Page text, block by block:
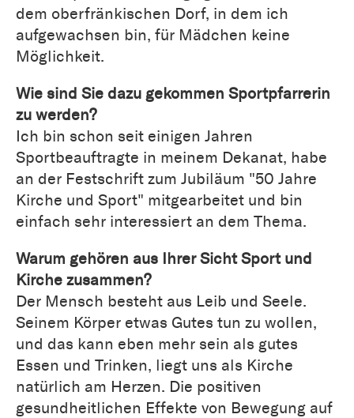
dem oberfränkischen Dorf, in dem ich
aufgewachsen bin, für Mädchen keine
Möglichkeit.
Wie sind Sie dazu gekommen Sportpfarrerin
zu werden?
Ich bin schon seit einigen Jahren
Sportbeauftragte in meinem Dekanat, habe
an der Festschrift zum Jubiläum "50 Jahre
Kirche und Sport" mitgearbeitet und bin
einfach sehr interessiert an dem Thema.
Warum gehören aus Ihrer Sicht Sport und
Kirche zusammen?
Der Mensch besteht aus Leib und Seele.
Seinem Körper etwas Gutes tun zu wollen,
und das kann eben mehr sein als gutes
Essen und Trinken, liegt uns als Kirche
natürlich am Herzen. Die positiven
gesundheitlichen Effekte von Bewegung auf